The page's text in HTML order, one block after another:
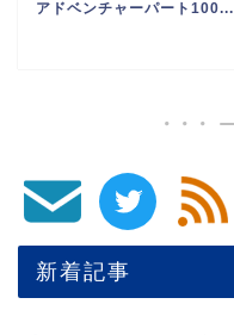
アドベンチャーパート100...
新着記事